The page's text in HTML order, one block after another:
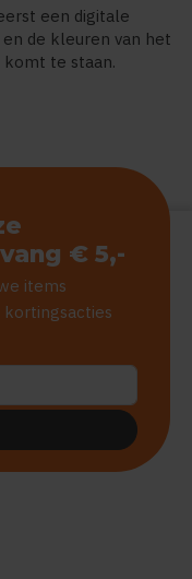
een digitale
de kleuren van het
komt te staan.
€ 5,-
items